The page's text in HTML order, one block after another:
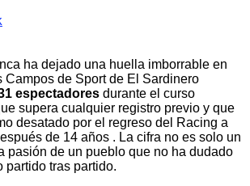
ha dejado una huella imborrable en
Campos de Sport de El Sardinero
espectadores durante el curso
supera cualquier registro previo y que
desatado por el regreso del Racing a
de 14 años . La cifra no es solo un
pasión de un pueblo que no ha dudado
partido tras partido.